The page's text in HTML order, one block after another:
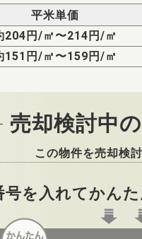
平米単価
204円/㎡〜214円/㎡
151円/㎡〜159円/㎡
売却検討中
この物件を売却検
を入れてかん